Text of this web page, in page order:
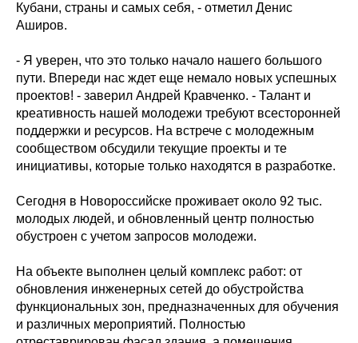
Кубани, страны и самых себя, - отметил Денис
Аширов.
- Я уверен, что это только начало нашего большого
пути. Впереди нас ждет еще немало новых успешных
проектов! - заверил Андрей Кравченко. - Талант и
креативность нашей молодежи требуют всесторонней
поддержки и ресурсов. На встрече с молодежным
сообществом обсудили текущие проекты и те
инициативы, которые только находятся в разработке.
Сегодня в Новороссийске проживает около 92 тыс.
молодых людей, и обновленный центр полностью
обустроен с учетом запросов молодежи.
На объекте выполнен целый комплекс работ: от
обновления инженерных сетей до обустройства
функциональных зон, предназначенных для обучения
и различных мероприятий. Полностью